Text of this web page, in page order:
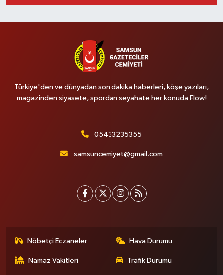
Türkiye'den ve dünyadan son dakika haberleri, köşe yazıları,
magazinden siyasete, spordan seyahate her konuda Flow!
05433235355
samsuncemiyet@gmail.com
Nöbetçi Eczaneler Hava Durumu
Namaz Vakitleri Trafik Durumu